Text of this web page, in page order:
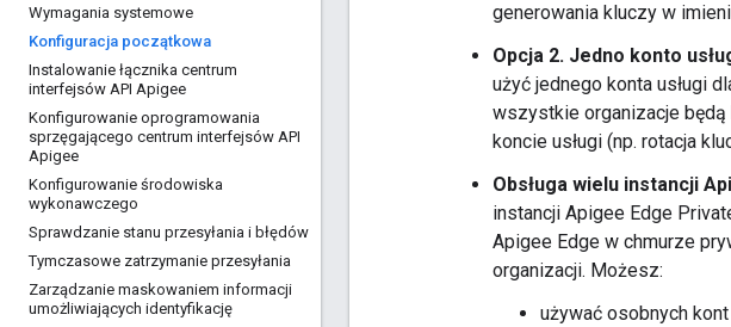
Wymagania systemowe
Konfiguracja początkowa
Instalowanie łącznika centrum
interfejsów API Apigee
Konfigurowanie oprogramowania
sprzęgającego centrum interfejsów API
Apigee
Konfigurowanie środowiska
wykonawczego
Sprawdzanie stanu przesyłania i błędów
Tymczasowe zatrzymanie przesyłania
Zarządzanie maskowaniem informacji
umożliwiających identyfikację
generowania kluczy w
Opcja 2. Jedno konto
użyć jednego konta usługi
wszystkie organizacje będą
koncie usługi (np. rotacja
Obsługa wielu instancji
instancji Apigee Edge
Apigee Edge w chmurze
organizacji. Możesz:
używać osobnych